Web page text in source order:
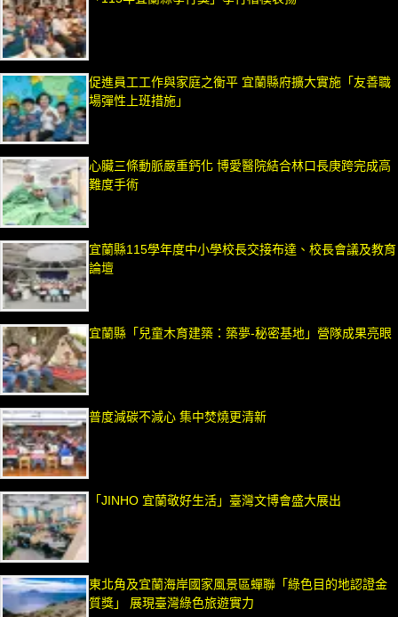
促進員工工作與家庭之衡平 宜蘭縣府擴大實施「友善職
場彈性上班措施」
心臟三條動脈嚴重鈣化 博愛醫院結合林口長庚跨完成高
難度手術
宜蘭縣115學年度中小學校長交接布達、校長會議及教育
論壇
宜蘭縣「兒童木育建築：築夢-秘密基地」營隊成果亮眼
普度減碳不減心 集中焚燒更清新
「JINHO 宜蘭敬好生活」臺灣文博會盛大展出
東北角及宜蘭海岸國家風景區蟬聯「綠色目的地認證金
質獎」 展現臺灣綠色旅遊實力